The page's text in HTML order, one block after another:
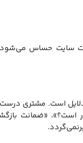
سایت حساس می‌شود.
است. مشتری
«ضمانت